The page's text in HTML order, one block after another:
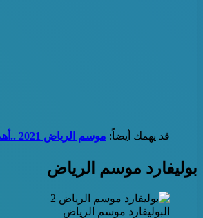
قد يهمك أيضاً: موسم الرياض 2021 ..أهم الفعاليات والمفاجآت والموعد الرسمي
بوليفارد موسم الرياض
البوليفارد موسم الرياض